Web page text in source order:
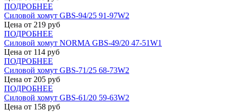
ПОДРОБНЕЕ
Силовой хомут GBS-94/25 91-97W2
Цена от 219 руб
ПОДРОБНЕЕ
Силовой хомут NORMA GBS-49/20 47-51W1
Цена от 114 руб
ПОДРОБНЕЕ
Силовой хомут GBS-71/25 68-73W2
Цена от 205 руб
ПОДРОБНЕЕ
Силовой хомут GBS-61/20 59-63W2
Цена от 158 руб